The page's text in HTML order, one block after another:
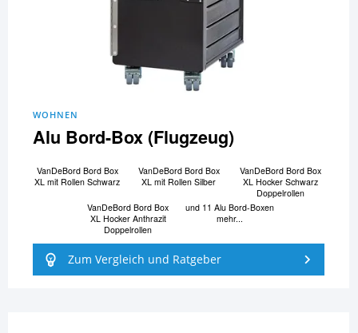
WOHNEN
Alu Bord-Box (Flugzeug)
VanDeBord Bord Box
XL mit Rollen Schwarz
VanDeBord Bord Box
XL mit Rollen Silber
VanDeBord Bord Box
XL Hocker Schwarz
Doppelrollen
VanDeBord Bord Box
XL Hocker Anthrazit
Doppelrollen
und 11 Alu Bord-Boxen
mehr...
Zum Vergleich und Ratgeber